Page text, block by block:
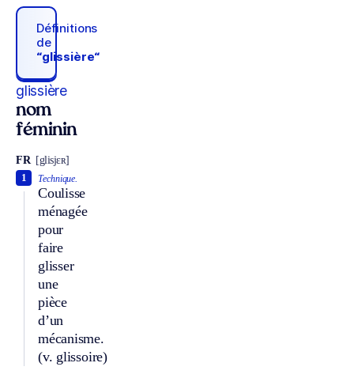
Définitions
de
“glissière“
glissière
nom
féminin
FR [glisjɛʀ]
Technique.
Coulisse
ménagée
pour
faire
glisser
une
pièce
d’un
mécanisme.
(v. glissoire)
1